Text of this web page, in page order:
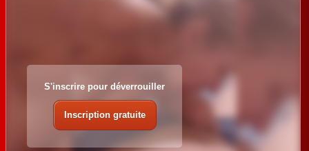
S'inscrire pour déverrouiller
Inscription gratuite